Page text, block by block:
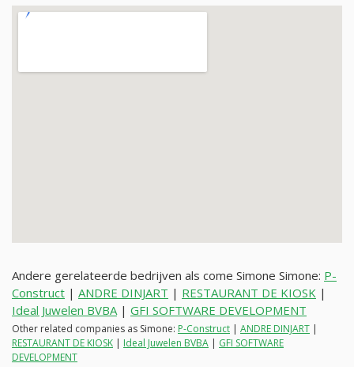
Andere gerelateerde bedrijven als come Simone Simone: P-
Construct | ANDRE DINJART | RESTAURANT DE KIOSK |
Ideal Juwelen BVBA| GFI SOFTWARE DEVELOPMENT
Other related companies as Simone: P-Construct | ANDRE DINJART |
RESTAURANT DE KIOSK | Ideal Juwelen BVBA | GFI SOFTWARE
DEVELOPMENT